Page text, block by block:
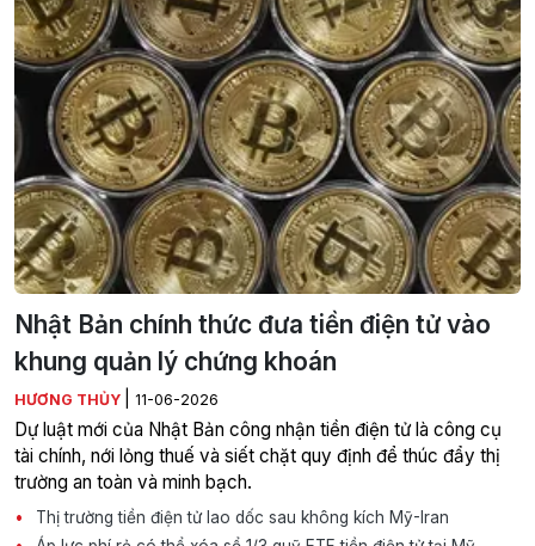
Nhật Bản chính thức đưa tiền điện tử vào
khung quản lý chứng khoán
HƯƠNG THỦY 11-06-2026
Dự luật mới của Nhật Bản công nhận tiền điện tử là công cụ
tài chính, nới lỏng thuế và siết chặt quy định để thúc đẩy thị
trường an toàn và minh bạch.
Thị trường tiền điện tử lao dốc sau không kích Mỹ-Iran